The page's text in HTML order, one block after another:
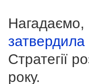
затвердила
Стратегії
року.